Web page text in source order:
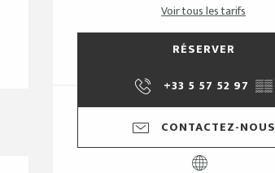
Voir tous les tarifs
RÉSERVER
+33 5 57 52 97 ▒▒
CONTACTEZ-NOUS